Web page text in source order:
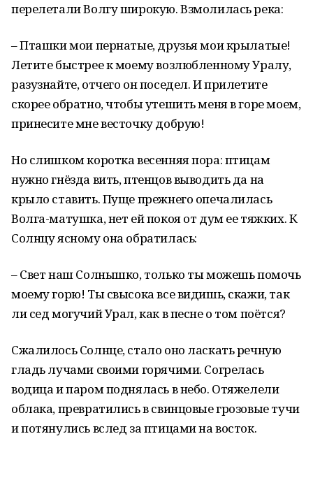
перелетали Волгу широкую. Взмолилась река:
– Пташки мои пернатые, друзья мои крылатые!
Летите быстрее к моему возлюбленному Уралу,
разузнайте, отчего он поседел. И прилетите
скорее обратно, чтобы утешить меня в горе моем,
принесите мне весточку добрую!
Но слишком коротка весенняя пора: птицам
нужно гнёзда вить, птенцов выводить да на
крыло ставить. Пуще прежнего опечалилась
Волга-матушка, нет ей покоя от дум ее тяжких. К
Солнцу ясному она обратилась:
– Свет наш Солнышко, только ты можешь помочь
моему горю! Ты свысока все видишь, скажи, так
ли сед могучий Урал, как в песне о том поётся?
Сжалилось Солнце, стало оно ласкать речную
гладь лучами своими горячими. Согрелась
водица и паром поднялась в небо. Отяжелели
облака, превратились в свинцовые грозовые тучи
и потянулись вслед за птицами на восток.